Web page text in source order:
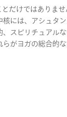
だけではありま
には、アシュタ
スピリチュアル
がヨガの総合的